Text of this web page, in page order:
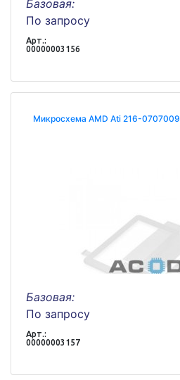
Базовая:
По запросу
Арт.:
00000003156
Микросхема AMD Ati 216-0707009
Базовая:
По запросу
Арт.:
00000003157